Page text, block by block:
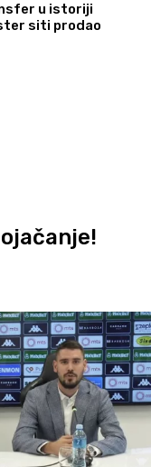
u istoriji
siti prodao